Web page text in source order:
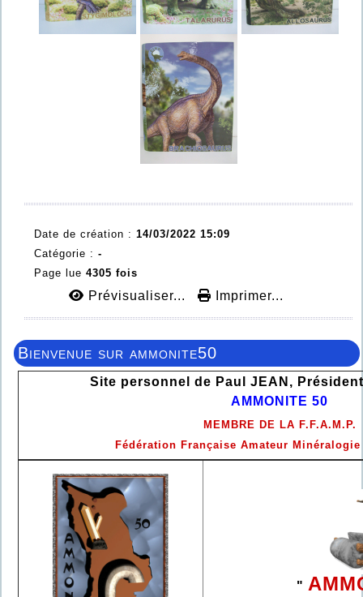
Date de création : 14/03/2022 15:09
Catégorie : -
Page lue 4305 fois
Prévisualiser... Imprimer...
Bienvenue sur ammonite50
Site personnel de Paul JEAN,
AMMONITE 50
MEMBRE DE LA F.F.A.M.P.
Fédération Française Amateur
"